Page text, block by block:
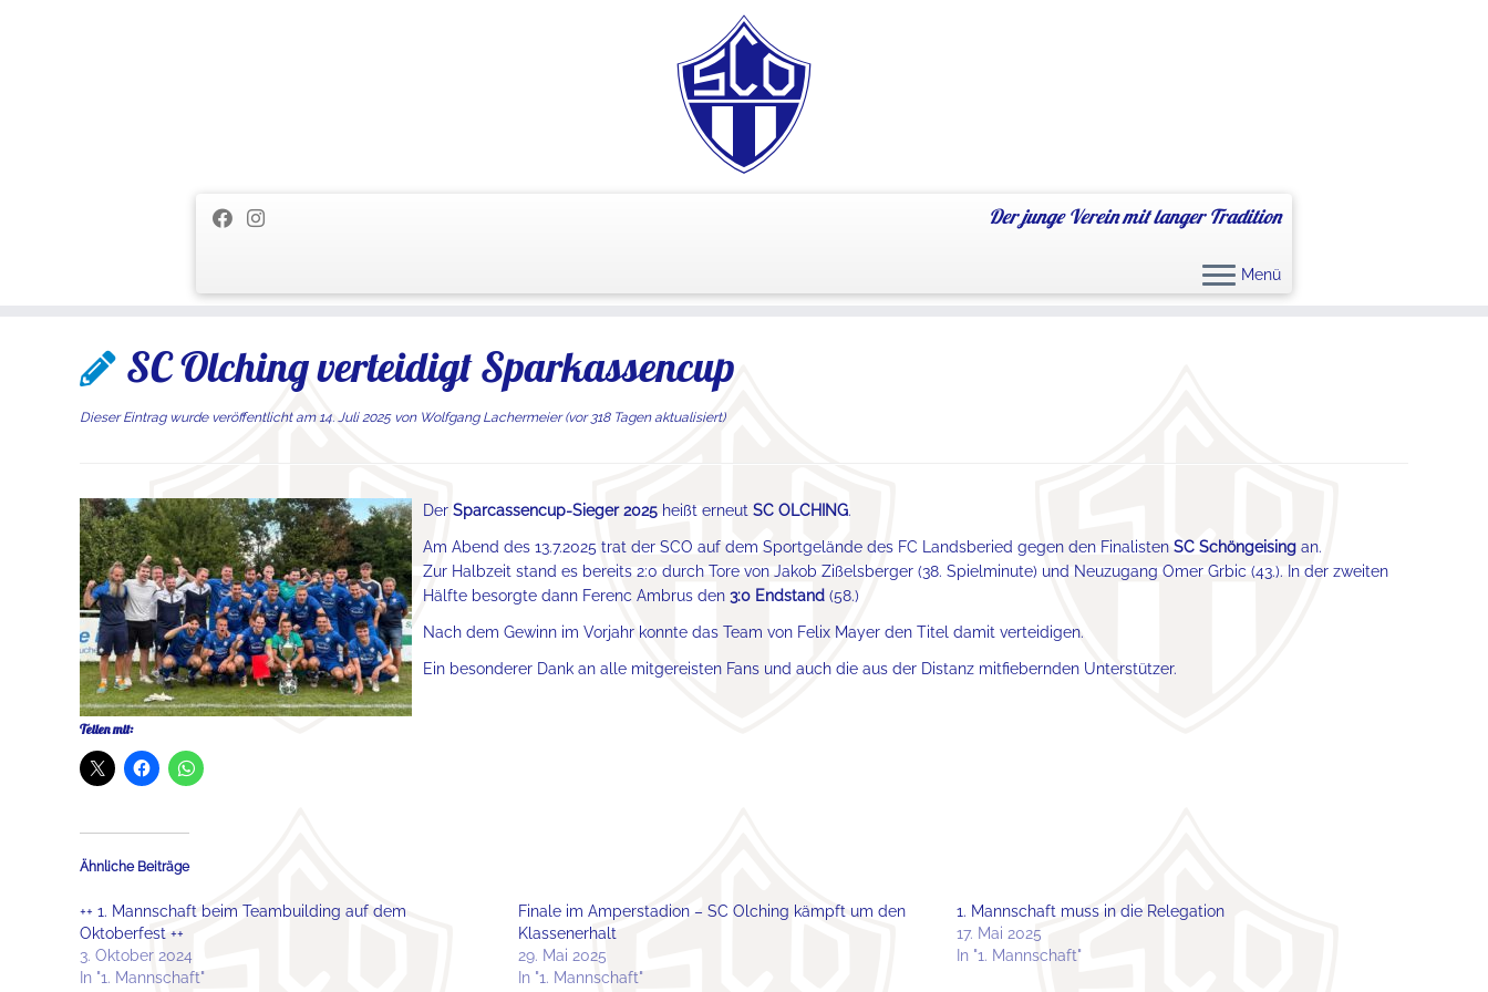
Der junge Verein mit langer Tradition
Menü
SC Olching verteidigt Sparkassencup
Dieser Eintrag wurde veröffentlicht am14. Juli 2025 von Wolfgang Lachermeier(vor 318 Tagen aktualisiert)
Der Sparcassencup-Sieger 2025 heißt erneut SC OLCHING.
Am Abend des 13.7.2025 trat der SCO auf dem Sportgelände des FC Landsberied gegen den Finalisten SC Schöngeising an.
Zur Halbzeit stand es bereits 2:0 durch Tore von Jakob Zißelsberger (38. Spielminute) und Neuzugang Omer Grbic (43.). In der zweiten
Hälfte besorgte dann Ferenc Ambrus den 3:0 Endstand (58.)
Nach dem Gewinn im Vorjahr konnte das Team von Felix Mayer den Titel damit verteidigen.
Ein besonderer Dank an alle mitgereisten Fans und auch die aus der Distanz mitfiebernden Unterstützer.
Teilen mit:
Ähnliche Beiträge
++ 1. Mannschaft beim Teambuilding auf dem
Oktoberfest ++
3. Oktober 2024
In "1. Mannschaft"
Finale im Amperstadion – SC Olching kämpft um den
Klassenerhalt
29. Mai 2025
In "1. Mannschaft"
1. Mannschaft muss in die Relegation
17. Mai 2025
In "1. Mannschaft"